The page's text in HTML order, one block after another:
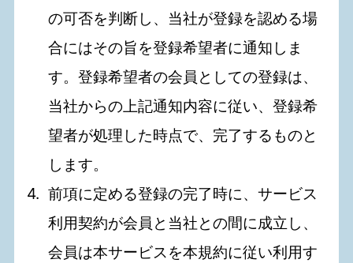
の可否を判断し、当社が登録を認める場
合にはその旨を登録希望者に通知しま
す。登録希望者の会員としての登録は、
当社からの上記通知内容に従い、登録希
望者が処理した時点で、完了するものと
します。
前項に定める登録の完了時に、サービス
利用契約が会員と当社との間に成立し、
会員は本サービスを本規約に従い利用す